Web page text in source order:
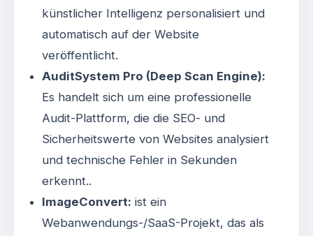
künstlicher Intelligenz personalisiert und
automatisch auf der Website
veröffentlicht.
AuditSystem Pro (Deep Scan Engine):
Es handelt sich um eine professionelle
Audit-Plattform, die die SEO- und
Sicherheitswerte von Websites analysiert
und technische Fehler in Sekunden
erkennt..
ImageConvert: ist ein
Webanwendungs-/SaaS-Projekt, das als